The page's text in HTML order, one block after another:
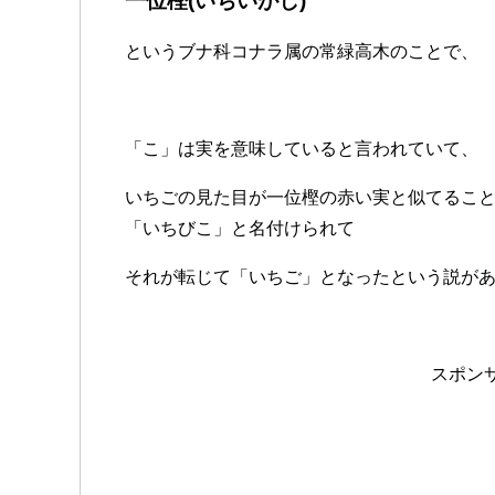
というブナ科コナラ属の常緑高木のことで、
「こ」は実を意味していると言われていて、
いちごの見た目が一位樫の赤い実と似てるこ
「いちびこ」と名付けられて
それが転じて「いちご」となったという説があ
スポン